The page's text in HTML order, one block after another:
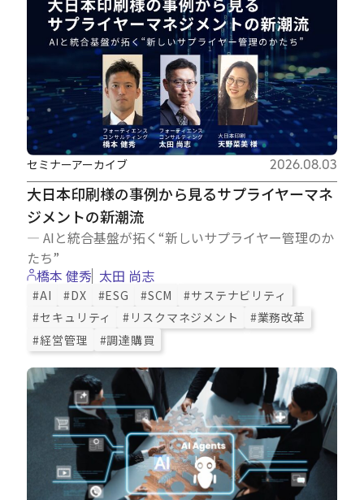
大日本印刷様の事例から見るサプライヤーマネ
ジメントの新潮流
― AIと統合基盤が拓く“新しいサプライヤー管理のか
たち”
セミナーアーカイブ 2026.08.03
橋本 健秀 太田 尚志
#AI #DX #ESG #SCM
#サステナビリティ
#セキュリティ
#リスクマネジメント
#業務改革
#経営管理
#調達購買